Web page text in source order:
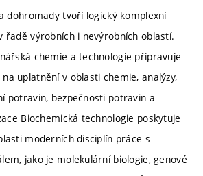
dohromady tvoří logický komplexní
řadě výrobních i nevýrobních oblastí.
chemie a technologie připravuje
uplatnění v oblasti chemie, analýzy,
potravin, bezpečnosti potravin a
Biochemická technologie poskytuje
moderních disciplín práce s
jako je molekulární biologie, genové